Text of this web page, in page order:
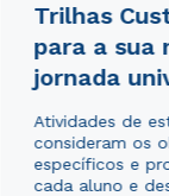
Trilhas
para a sua
jornada
Atividades de
consideram os
específicos e
cada aluno e